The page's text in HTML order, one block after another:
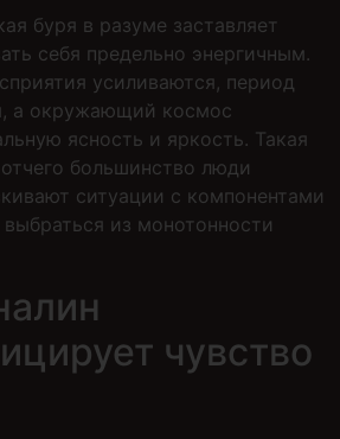
буря в разуме заставляет
себя предельно энергичным.
усиливаются, период
а окружающий космос
ясность и яркость. Такая
большинство люди
ситуации с компонентами
из монотонности
чувство